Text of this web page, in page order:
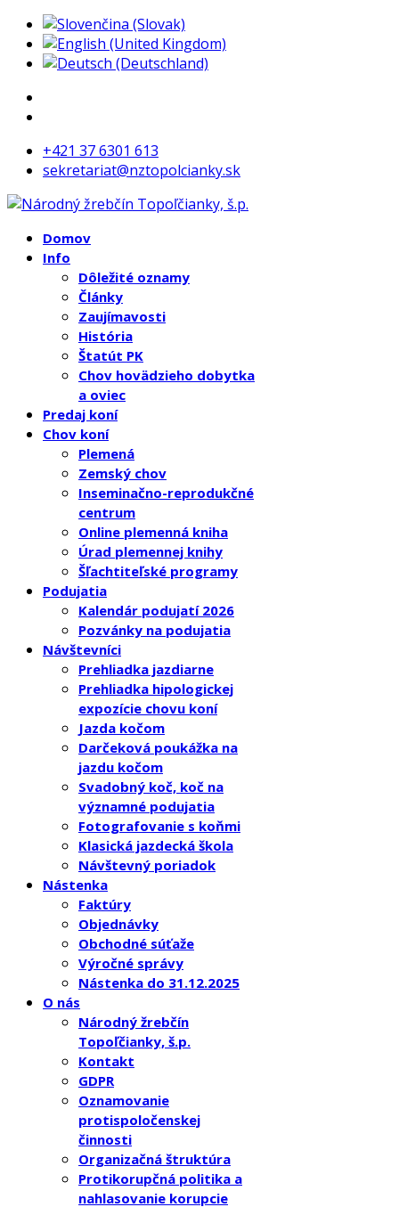
+421 37 6301 613
sekretariat@nztopolcianky.sk
Domov
Info
Dôležité oznamy
Články
Zaujímavosti
História
Štatút PK
Chov hovädzieho dobytka
a oviec
Predaj koní
Chov koní
Plemená
Zemský chov
Inseminačno-reprodukčné
centrum
Online plemenná kniha
Úrad plemennej knihy
Šľachtiteľské programy
Podujatia
Kalendár podujatí 2026
Pozvánky na podujatia
Návštevníci
Prehliadka jazdiarne
Prehliadka hipologickej
expozície chovu koní
Jazda kočom
Darčeková poukážka na
jazdu kočom
Svadobný koč, koč na
významné podujatia
Fotografovanie s koňmi
Klasická jazdecká škola
Návštevný poriadok
Nástenka
Faktúry
Objednávky
Obchodné súťaže
Výročné správy
Nástenka do 31.12.2025
O nás
Národný žrebčín
Topoľčianky, š.p.
Kontakt
GDPR
Oznamovanie
protispoločenskej
činnosti
Organizačná štruktúra
Protikorupčná politika a
nahlasovanie korupcie